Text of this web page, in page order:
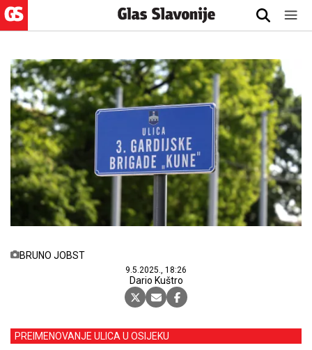
BRUNO JOBST
9.5.2025., 18:26
Dario Kuštro
PREIMENOVANJE ULICA U OSIJEKU